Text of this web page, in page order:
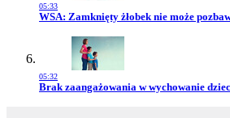
05:33
Przejdź do artykułu:
WSA: Zamknięty żłobek nie może
05:32
Przejdź do artykułu:
Brak zaangażowania w wychowanie